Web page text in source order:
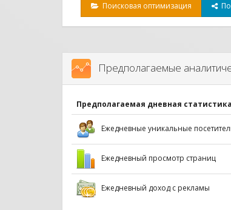
Поисковая оптимизация
Предполагаемые
Предполагаемая дневная статистика
Ежедневные уникальные
Ежедневный просмотр страниц
Ежедневный доход с рекламы